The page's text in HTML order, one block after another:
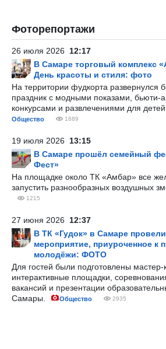
Фоторепортажи
26 июля 2026 12:17
В Самаре торговый комплекс
День красоты и стиля: фото
На территории фудкорта развернулся
праздник с модными показами, бьюти-
конкурсами и развлечениями для детей
Общество 1689
19 июля 2026 13:15
В Самаре прошёл семейный
Фест»
На площадке около ТК «Амбар» все
запустить разнообразных воздушных
1215
27 июня 2026 12:37
В ТК «Гудок» в Самаре
мероприятие, приуроченное к
молодёжи: ФОТО
Для гостей были подготовлены мастер-
интерактивные площадки,
вакансий и презентации
Самары.
Общество 2935